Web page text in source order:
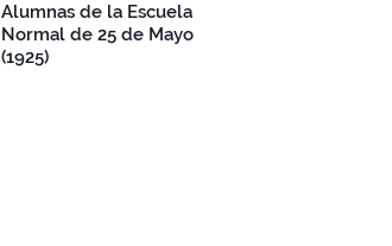
Alumnas de la Escuela
Normal de 25 de Mayo
(1925)